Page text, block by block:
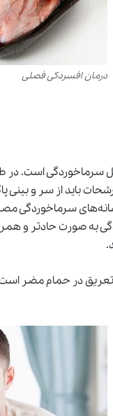
درمان افسردکی فصلی
سرماخوردگی است. در
باید از سر و
نشانه‌های
به صورت حادتر و
تعریق در حمام مضر